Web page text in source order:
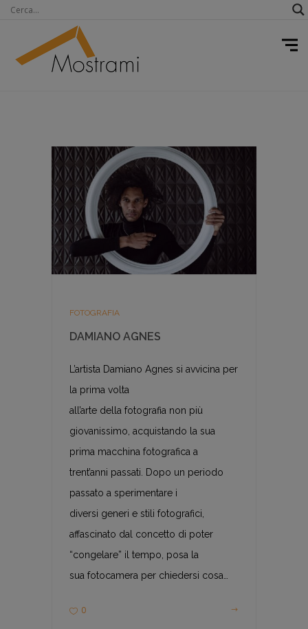
FOTOGRAFIA
DAMIANO AGNES
L’artista Damiano Agnes si avvicina per
la prima volta
all’arte della fotografia non più
giovanissimo, acquistando la sua
prima macchina fotografica a
trent’anni passati. Dopo un periodo
passato a sperimentare i
diversi generi e stili fotografici,
affascinato dal concetto di poter
“congelare” il tempo, posa la
sua fotocamera per chiedersi cosa…
0